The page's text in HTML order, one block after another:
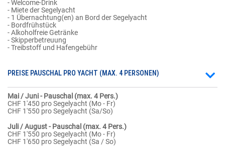
- Welcome-Drink
- Miete der Segelyacht
- 1 Übernachtung(en) an Bord der Segelyacht
- Bordfrühstück
- Alkoholfreie Getränke
- Skipperbetreuung
- Treibstoff und Hafengebühr
PREISE PAUSCHAL PRO YACHT (MAX. 4 PERSONEN)
Mai / Juni - Pauschal (max. 4 Pers.)
CHF 1'450 pro Segelyacht (Mo - Fr)
CHF 1'550 pro Segelyacht (Sa/So)
Juli / August - Pauschal (max. 4 Pers.)
CHF 1'550 pro Segelyacht (Mo - Fr)
CHF 1'650 pro Segelyacht (Sa / So)